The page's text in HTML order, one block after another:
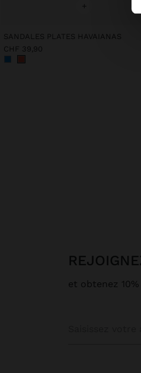
+
SANDALES PLATES HAVAIANAS
CHF 39,90
et obtenez